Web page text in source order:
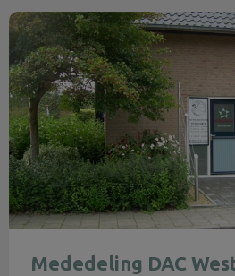
Mededeling DAC West-locatie
Mededeling DAC